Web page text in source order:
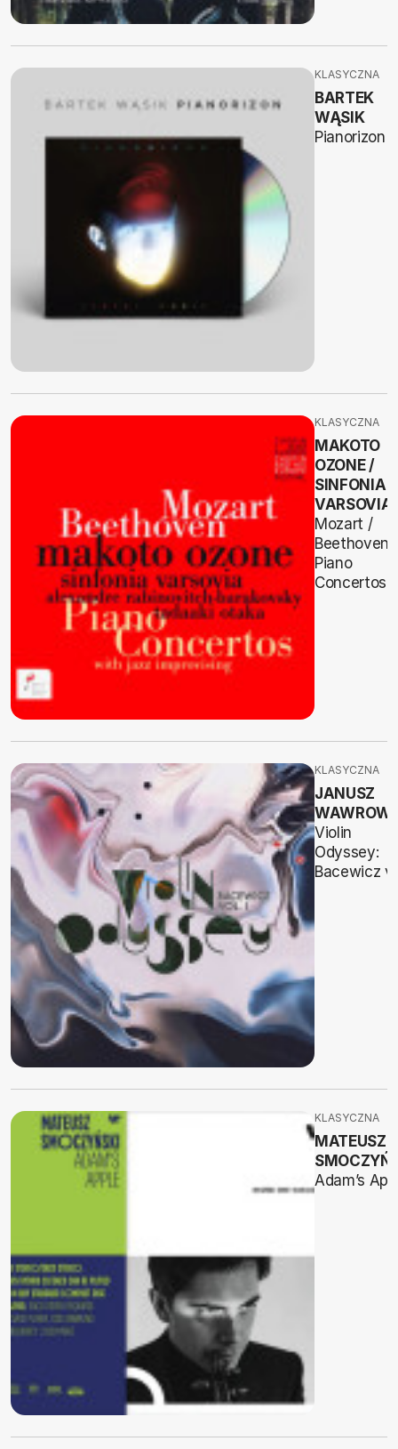
KLASYCZNA
BARTEK
WĄSIK
Pianorizon
KLASYCZNA
MAKOTO
OZONE /
SINFONIA
VARSOVIA
Mozart /
Beethoven
Piano
Concertos
KLASYCZNA
JANUSZ
Violin
Odyssey:
Bacewicz
KLASYCZNA
MATEUSZ
Adam’s